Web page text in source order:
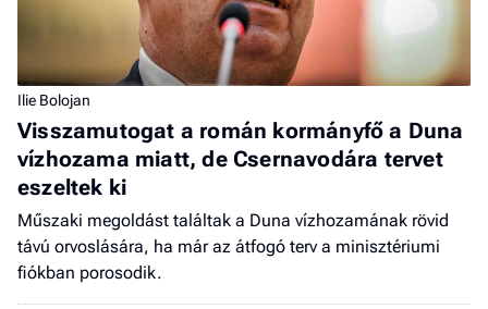
Ilie Bolojan
Visszamutogat a román kormányfő a Duna
vízhozama miatt, de Csernavodára tervet
eszeltek ki
Műszaki megoldást találtak a Duna vízhozamának rövid
távú orvoslására, ha már az átfogó terv a minisztériumi
fiókban porosodik.